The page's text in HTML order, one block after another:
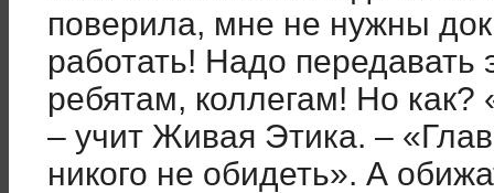
поверила, мне не нужны
работать! Надо
ребятам, коллегам! Но
– учит Живая Этика. –
никого не обидеть». А